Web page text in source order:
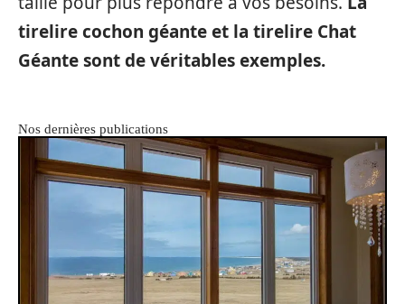
tirelire cochon géante et la tirelire Chat
Géante sont de véritables exemples.
Nos dernières publications